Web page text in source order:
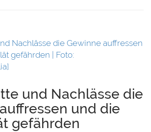
und Nachlässe die
und die
gefährden